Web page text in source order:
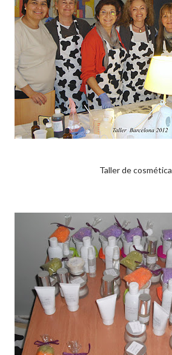
Taller de cosmética